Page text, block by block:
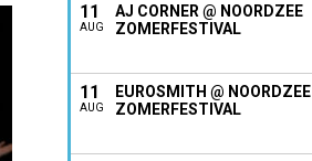
11
AUG
AJ CORNER @ NOORDZEE
ZOMERFESTIVAL
11
AUG
EUROSMITH @ NOORDZEE
ZOMERFESTIVAL